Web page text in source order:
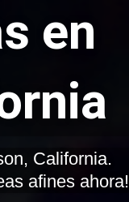
en
afines ahora!